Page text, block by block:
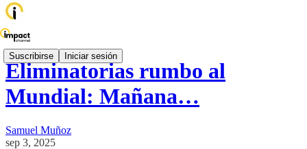
Suscribirse Iniciar sesión
Eliminatorias rumbo al
Mundial: Mañana…
Samuel Muñoz
sep 3, 2025